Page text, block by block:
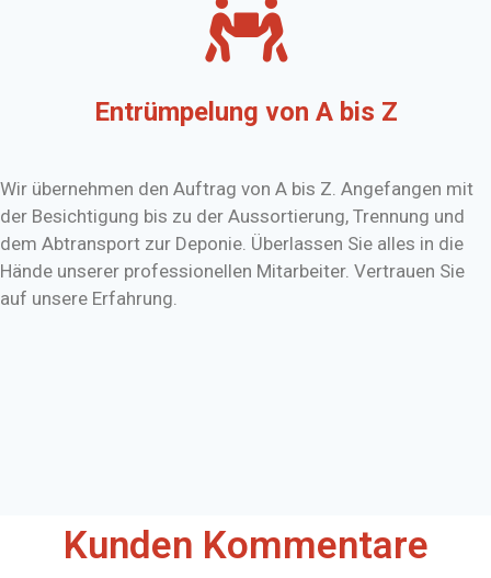
Entrümpelung von A bis Z
Wir übernehmen den Auftrag von A bis Z. Angefangen mit
der Besichtigung bis zu der Aussortierung, Trennung und
dem Abtransport zur Deponie. Überlassen Sie alles in die
Hände unserer professionellen Mitarbeiter. Vertrauen Sie
auf unsere Erfahrung.
Kunden Kommentare